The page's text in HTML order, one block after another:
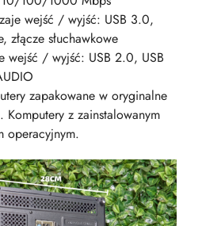
wejść / wyjść: USB 3.0,
złącze słuchawkowe
wejść / wyjść: USB 2.0, USB
zapakowane w oryginalne
Komputery z zainstalowanym
operacyjnym.